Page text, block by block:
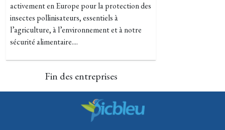
activement en Europe pour la protection des
insectes pollinisateurs, essentiels à
l’agriculture, à l’environnement et à notre
sécurité alimentaire....
Fin des entreprises